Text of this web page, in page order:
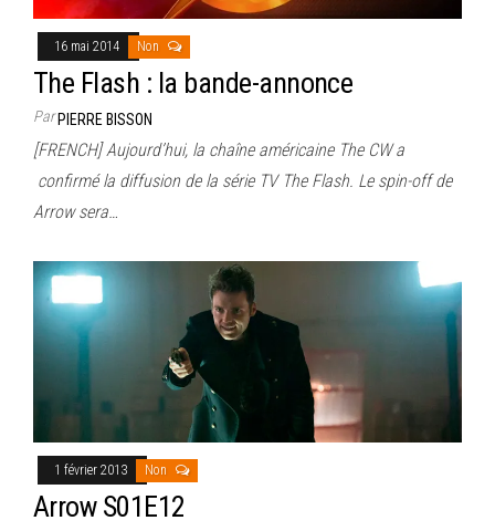
16 mai 2014 Non
The Flash : la bande-annonce
ParPIERRE BISSON
[FRENCH] Aujourd’hui, la chaîne américaine The CW a
confirmé la diffusion de la série TV The Flash. Le spin-off de
Arrow sera…
1 février 2013 Non
Arrow S01E12